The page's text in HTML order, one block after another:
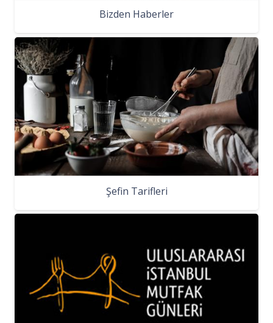
Bizden Haberler
Şefin Tarifleri